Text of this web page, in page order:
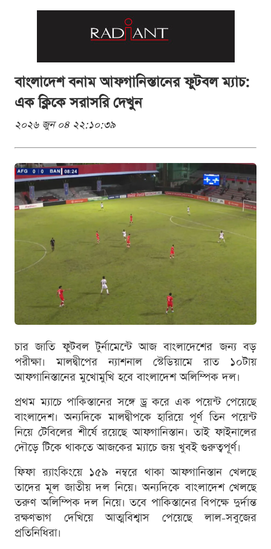
বাংলাদেশ বনাম আফগানিস্তানের ফুটবল ম্যাচ:
এক ক্লিকে সরাসরি দেখুন
২০২৬ জুন ০৪ ২২:১০:৩৯
চার জাতি ফুটবল টুর্নামেন্টে আজ বাংলাদেশের জন্য বড়
পরীক্ষা। মালদ্বীপের ন্যাশনাল স্টেডিয়ামে রাত ১০টায়
আফগানিস্তানের মুখোমুখি হবে বাংলাদেশ অলিম্পিক দল।
প্রথম ম্যাচে পাকিস্তানের সঙ্গে ড্র করে এক পয়েন্ট পেয়েছে
বাংলাদেশ। অন্যদিকে মালদ্বীপকে হারিয়ে পূর্ণ তিন পয়েন্ট
নিয়ে টেবিলের শীর্ষে রয়েছে আফগানিস্তান। তাই ফাইনালের
দৌড়ে টিকে থাকতে আজকের ম্যাচে জয় খুবই গুরুত্বপূর্ণ।
ফিফা র‍্যাংকিংয়ে ১৫৯ নম্বরে থাকা আফগানিস্তান খেলছে
তাদের মূল জাতীয় দল নিয়ে। অন্যদিকে বাংলাদেশ খেলছে
তরুণ অলিম্পিক দল নিয়ে। তবে পাকিস্তানের বিপক্ষে দুর্দান্ত
রক্ষণভাগ দেখিয়ে আত্মবিশ্বাস পেয়েছে লাল-সবুজের
প্রতিনিধিরা।